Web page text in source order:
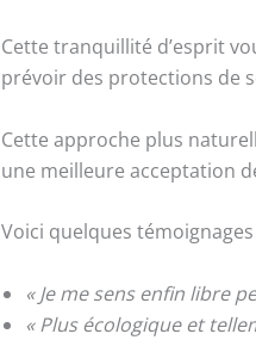
Cette tranquillité d’esprit
prévoir des protections de
Cette approche plus
une meilleure acceptation
Voici quelques
« Je me sens enfin libre
« Plus écologique et